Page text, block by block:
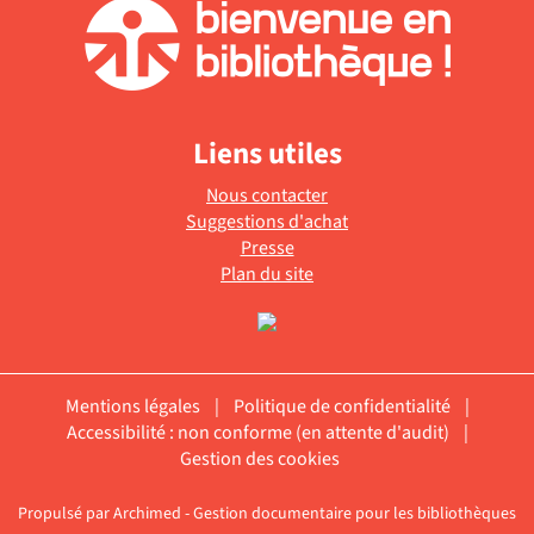
Liens utiles
Nous contacter
Suggestions d'achat
Presse
Plan du site
Mentions légales | Politique de confidentialité
|
Accessibilité : non conforme (en attente d'audit)
|
Gestion des cookies
Propulsé parArchimed - Gestion documentaire pour les bibliothèques